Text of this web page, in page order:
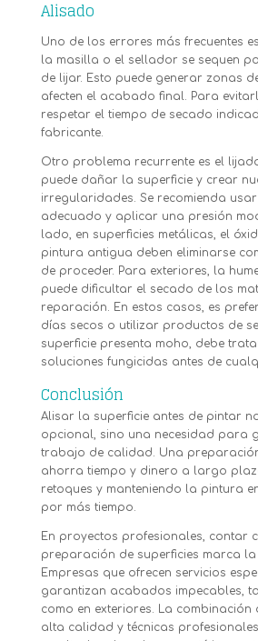
Alisado
Uno de los errores más frecuentes
la masilla o el sellador se sequen
de lijar. Esto puede generar zonas
afecten el acabado final. Para
respetar el tiempo de secado
fabricante.
Otro problema recurrente es el
puede dañar la superficie y crear
irregularidades. Se recomienda
adecuado y aplicar una presión
lado, en superficies metálicas, el
pintura antigua deben eliminarse
de proceder. Para exteriores, la
puede dificultar el secado de los
reparación. En estos casos, es
días secos o utilizar productos de
superficie presenta moho, debe
soluciones fungicidas antes de
Conclusión
Alisar la superficie antes de pintar
opcional, sino una necesidad para
trabajo de calidad. Una
ahorra tiempo y dinero a largo
retoques y manteniendo la pintura
por más tiempo.
En proyectos profesionales, contar
preparación de superficies marca la
Empresas que ofrecen servicios
garantizan acabados impecables,
como en exteriores. La combinación
alta calidad y técnicas